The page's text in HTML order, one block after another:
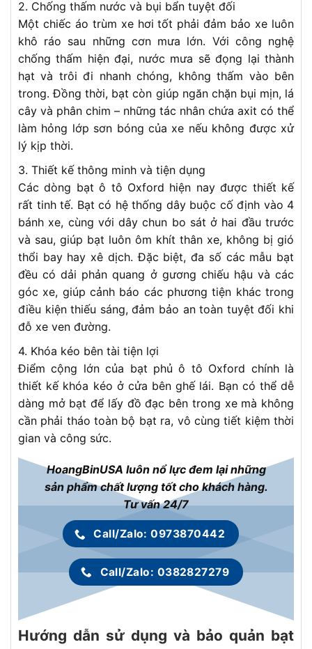
2. Chống thấm nước và bụi bẩn tuyệt đối
Một chiếc áo trùm xe hơi tốt phải đảm bảo xe luôn
khô ráo sau những cơn mưa lớn. Với công nghệ
chống thấm hiện đại, nước mưa sẽ đọng lại thành
hạt và trôi đi nhanh chóng, không thấm vào bên
trong. Đồng thời, bạt còn giúp ngăn chặn bụi mịn, lá
cây và phân chim – những tác nhân chứa axit có thể
làm hỏng lớp sơn bóng của xe nếu không được xử
lý kịp thời.
3. Thiết kế thông minh và tiện dụng
Các dòng bạt ô tô Oxford hiện nay được thiết kế
rất tinh tế. Bạt có hệ thống dây buộc cố định vào 4
bánh xe, cùng với dây chun bo sát ở hai đầu trước
và sau, giúp bạt luôn ôm khít thân xe, không bị gió
thổi bay hay xê dịch. Đặc biệt, đa số các mẫu bạt
đều có dải phản quang ở gương chiếu hậu và các
góc xe, giúp cảnh báo các phương tiện khác trong
điều kiện thiếu sáng, đảm bảo an toàn tuyệt đối khi
đỗ xe ven đường.
4. Khóa kéo bên tài tiện lợi
Điểm cộng lớn của bạt phủ ô tô Oxford chính là
thiết kế khóa kéo ở cửa bên ghế lái. Bạn có thể dễ
dàng mở bạt để lấy đồ đạc bên trong xe mà không
cần phải tháo toàn bộ bạt ra, vô cùng tiết kiệm thời
gian và công sức.
HoangBinUSA luôn nổ lực đem lại những
sản phẩm chất lượng tốt cho khách hàng.
Tư vấn 24/7
Call/Zalo: 0973870442
Call/Zalo: 0382827279
Hướng dẫn sử dụng và bảo quản bạt